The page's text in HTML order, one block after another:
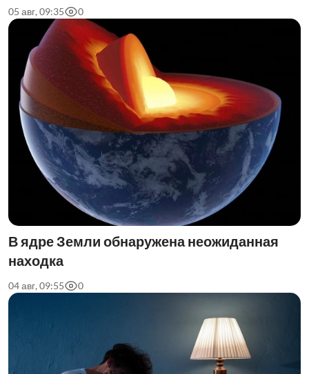
05 авг, 09:35 0
В ядре Земли обнаружена неожиданная
находка
04 авг, 09:55 0